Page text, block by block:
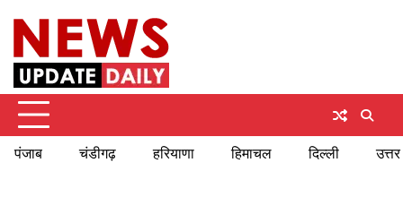
content
पंजाब चंडीगढ़ हरियाणा हिमाचल दिल्ली